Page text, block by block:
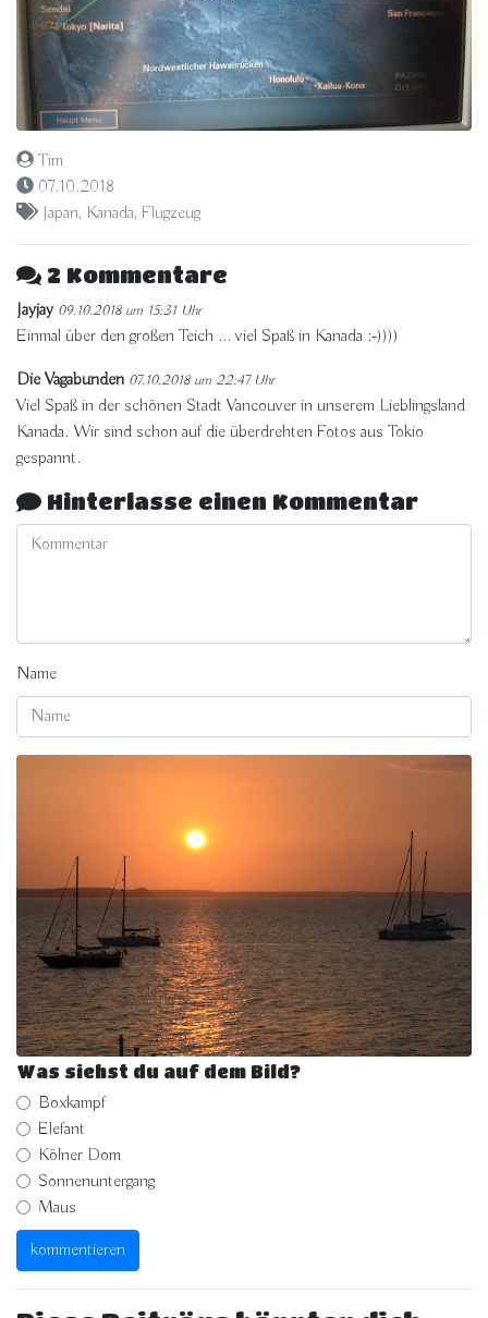
Tim
07.10.2018
Japan, Kanada, Flugzeug
2 Kommentare
Jayjay 09.10.2018 um 15:31 Uhr
Einmal über den großen Teich ... viel Spaß in Kanada :-))))
Die Vagabunden 07.10.2018 um 22:47 Uhr
Viel Spaß in der schönen Stadt Vancouver in unserem Lieblingsland
Kanada. Wir sind schon auf die überdrehten Fotos aus Tokio
gespannt.
Hinterlasse einen Kommentar
Name
Was siehst du auf dem Bild?
Boxkampf
Elefant
Kölner Dom
Sonnenuntergang
Maus